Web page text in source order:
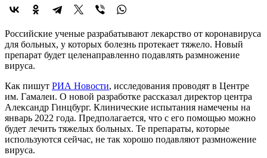
Российские ученые разрабатывают лекарство от коронавируса
для больных, у которых болезнь протекает тяжело. Новый
препарат будет целенаправленно подавлять размножение
вируса.
Как пишут РИА Новости, исследования проводят в Центре
им. Гамалеи. О новой разработке рассказал директор центра
Александр Гинцбург. Клинические испытания намечены на
январь 2022 года. Предполагается, что с его помощью можно
будет лечить тяжелых больных. Те препараты, которые
используются сейчас, не так хорошо подавляют размножение
вируса.